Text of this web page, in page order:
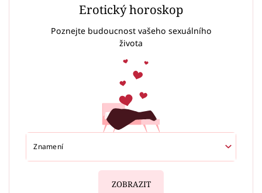
Erotický horoskop
Poznejte budoucnost vašeho sexuálního
života
ZOBRAZIT